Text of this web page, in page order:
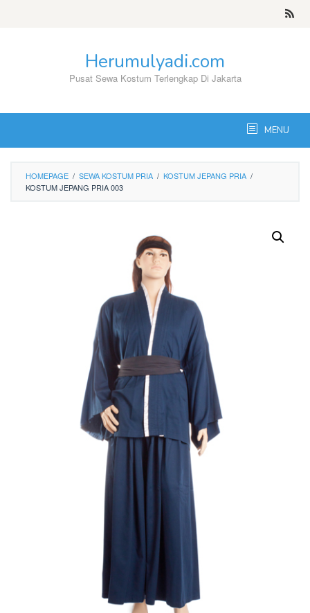
Herumulyadi.com
Pusat Sewa Kostum Terlengkap Di Jakarta
MENU
HOMEPAGE / SEWA KOSTUM PRIA / KOSTUM JEPANG PRIA /
KOSTUM JEPANG PRIA 003